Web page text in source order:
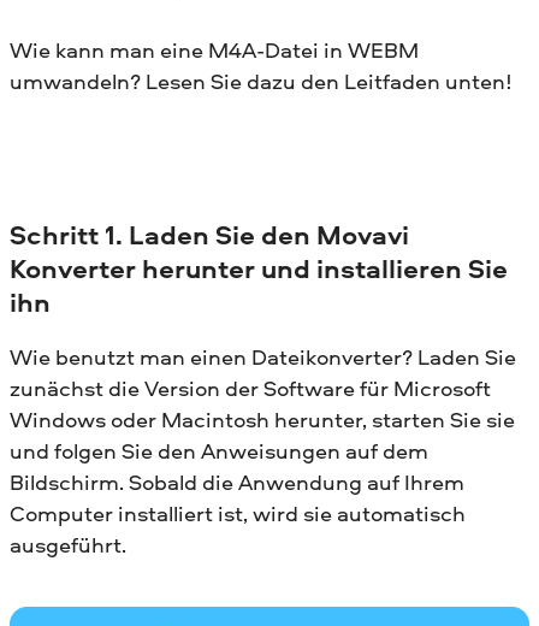
Wie kann man eine M4A-Datei in WEBM
umwandeln? Lesen Sie dazu den Leitfaden unten!
Schritt 1. Laden Sie den Movavi
Konverter herunter und installieren Sie
ihn
Wie benutzt man einen Dateikonverter? Laden Sie
zunächst die Version der Software für Microsoft
Windows oder Macintosh herunter, starten Sie sie
und folgen Sie den Anweisungen auf dem
Bildschirm. Sobald die Anwendung auf Ihrem
Computer installiert ist, wird sie automatisch
ausgeführt.